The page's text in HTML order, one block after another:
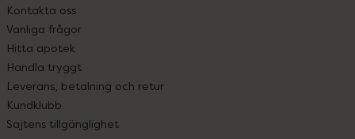
Kontakta oss
Vanliga frågor
Hitta apotek
Handla tryggt
Leverans, betalning och retur
Kundklubb
Sajtens tillgänglighet